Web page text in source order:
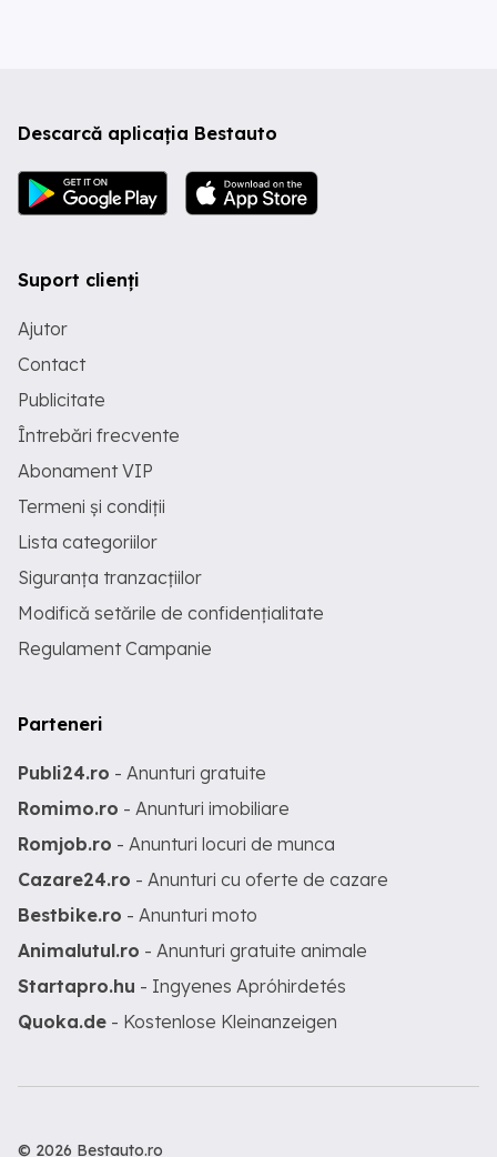
Descarcă aplicația Bestauto
Suport clienți
Ajutor
Contact
Publicitate
Întrebări frecvente
Abonament VIP
Termeni și condiții
Lista categoriilor
Siguranța tranzacțiilor
Modifică setările de confidențialitate
Regulament Campanie
Parteneri
Publi24.ro - Anunturi gratuite
Romimo.ro - Anunturi imobiliare
Romjob.ro - Anunturi locuri de munca
Cazare24.ro - Anunturi cu oferte de cazare
Bestbike.ro - Anunturi moto
Animalutul.ro - Anunturi gratuite animale
Startapro.hu - Ingyenes Apróhirdetés
Quoka.de - Kostenlose Kleinanzeigen
© 2026 Bestauto.ro